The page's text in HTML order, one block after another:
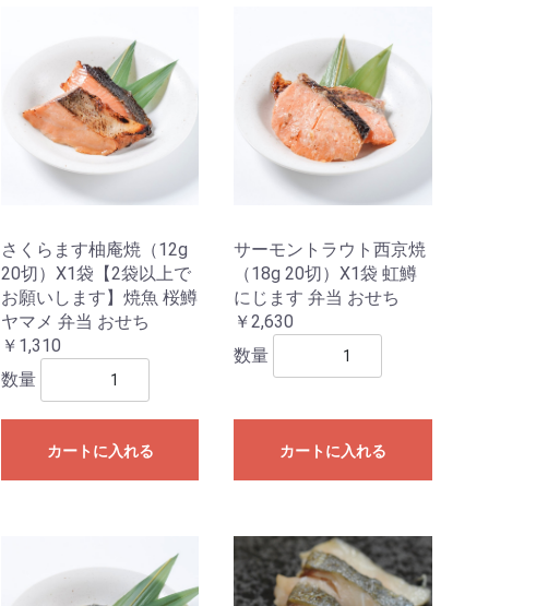
さくらます柚庵焼（12g
20切）X1袋【2袋以上で
お願いします】焼魚 桜鱒
ヤマメ 弁当 おせち
￥1,310
数量
カートに入れる
サーモントラウト西京焼
（18g 20切）X1袋 虹鱒
にじます 弁当 おせち
￥2,630
数量
カートに入れる